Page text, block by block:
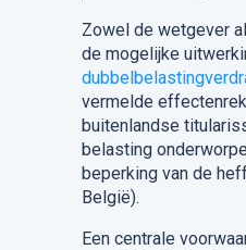
Zowel de wetgever
de mogelijke
vermelde
buitenlandse
belasting
beperking van de
België).
Een centrale